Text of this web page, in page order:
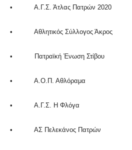
• Α.Γ.Σ. Άτλας Πατρών 2020
• Αθλητικός Σύλλογος Άκρος
• Πατραϊκή Ένωση Στίβου
• Α.Ο.Π. Αθλόραμα
• Α.Γ.Σ. Η Φλόγα
• ΑΣ Πελεκάνος Πατρών